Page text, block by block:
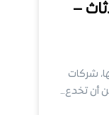
–
شركات
أن تخدع…